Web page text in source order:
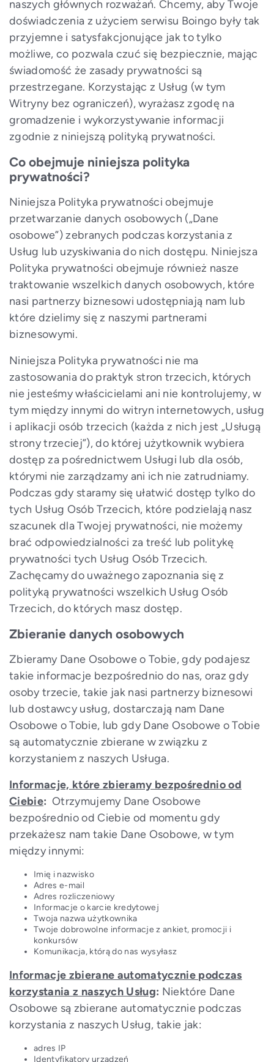
naszych głównych rozważań. Chcemy, aby Twoje
doświadczenia z użyciem serwisu Boingo były tak
przyjemne i satysfakcjonujące jak to tylko
możliwe, co pozwala czuć się bezpiecznie, mając
świadomość że zasady prywatności są
przestrzegane. Korzystając z Usług (w tym
Witryny bez ograniczeń), wyrażasz zgodę na
gromadzenie i wykorzystywanie informacji
zgodnie z niniejszą polityką prywatności.
Co obejmuje niniejsza polityka
prywatności?
Niniejsza Polityka prywatności obejmuje
przetwarzanie danych osobowych („Dane
osobowe”) zebranych podczas korzystania z
Usług lub uzyskiwania do nich dostępu. Niniejsza
Polityka prywatności obejmuje również nasze
traktowanie wszelkich danych osobowych, które
nasi partnerzy biznesowi udostępniają nam lub
które dzielimy się z naszymi partnerami
biznesowymi.
Niniejsza Polityka prywatności nie ma
zastosowania do praktyk stron trzecich, których
nie jesteśmy właścicielami ani nie kontrolujemy, w
tym między innymi do witryn internetowych, usług
i aplikacji osób trzecich (każda z nich jest „Usługą
strony trzeciej”), do której użytkownik wybiera
dostęp za pośrednictwem Usługi lub dla osób,
którymi nie zarządzamy ani ich nie zatrudniamy.
Podczas gdy staramy się ułatwić dostęp tylko do
tych Usług Osób Trzecich, które podzielają nasz
szacunek dla Twojej prywatności, nie możemy
brać odpowiedzialności za treść lub politykę
prywatności tych Usług Osób Trzecich.
Zachęcamy do uważnego zapoznania się z
polityką prywatności wszelkich Usług Osób
Trzecich, do których masz dostęp.
Zbieranie danych osobowych
Zbieramy Dane Osobowe o Tobie, gdy podajesz
takie informacje bezpośrednio do nas, oraz gdy
osoby trzecie, takie jak nasi partnerzy biznesowi
lub dostawcy usług, dostarczają nam Dane
Osobowe o Tobie, lub gdy Dane Osobowe o Tobie
są automatycznie zbierane w związku z
korzystaniem z naszych Usługa.
Informacje, które zbieramy bezpośrednio od
Ciebie: Otrzymujemy Dane Osobowe
bezpośrednio od Ciebie od momentu gdy
przekażesz nam takie Dane Osobowe, w tym
między innymi:
Imię i nazwisko
Adres e-mail
Adres rozliczeniowy
Informacje o karcie kredytowej
Twoja nazwa użytkownika
Twoje dobrowolne informacje z ankiet, promocji i
konkursów
Komunikacja, którą do nas wysyłasz
Informacje zbierane automatycznie podczas
korzystania z naszych Usług: Niektóre Dane
Osobowe są zbierane automatycznie podczas
korzystania z naszych Usług, takie jak:
adres IP
Identyfikatory urządzeń